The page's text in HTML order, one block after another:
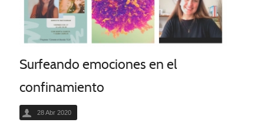
Surfeando emociones en el
confinamiento
28 Abr 2020